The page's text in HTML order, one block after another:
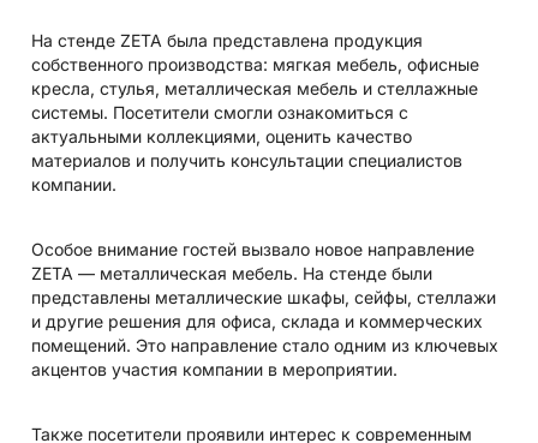
На стенде ZETA была представлена продукция
собственного производства: мягкая мебель, офисные
кресла, стулья, металлическая мебель и стеллажные
системы. Посетители смогли ознакомиться с
актуальными коллекциями, оценить качество
материалов и получить консультации специалистов
компании.
Особое внимание гостей вызвало новое направление
ZETA — металлическая мебель. На стенде были
представлены металлические шкафы, сейфы, стеллажи
и другие решения для офиса, склада и коммерческих
помещений. Это направление стало одним из ключевых
акцентов участия компании в мероприятии.
Также посетители проявили интерес к современным